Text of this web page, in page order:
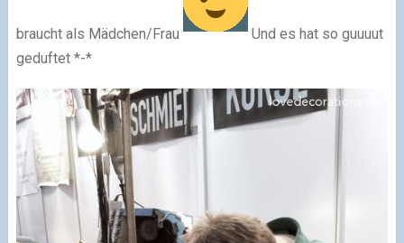
braucht als Mädchen/Frau
Und es hat so guuuut
geduftet *-*